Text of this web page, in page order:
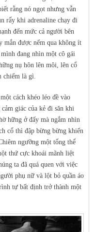
rằng nó ngọt nhưng vẫn
rẩy khi adrenaline chạy đi
đến mức cả người bên
mắn được nếm qua không ít
đang nhìn một cô gái
nụ hôn lên môi, lên cổ
chiếm là gì.
cách khéo léo đề vào
giác của kẻ đi săn khi
hững ở đấy mà ngắm nhìn
cổ thì đập bừng bừng khiến
ngưỡng một tổng thể
thứ cực khoái mãnh liệt
ta đã quá quen với việc
phụ nữ và lột bỏ quần áo
tự bất định trở thành một